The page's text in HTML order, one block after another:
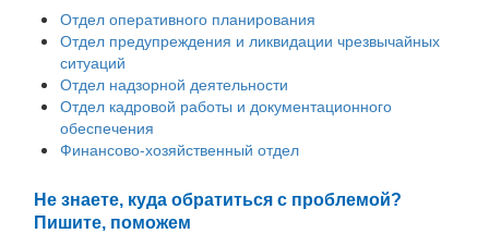
Отдел оперативного планирования
Отдел предупреждения и ликвидации чрезвычайных
ситуаций
Отдел надзорной деятельности
Отдел кадровой работы и документационного
обеспечения
Финансово-хозяйственный отдел
Не знаете, куда обратиться с проблемой?
Пишите, поможем